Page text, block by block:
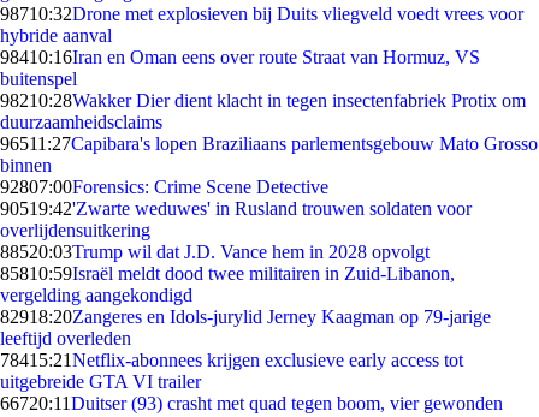
98710:32Drone met explosieven bij Duits vliegveld voedt vrees voor
hybride aanval
98410:16Iran en Oman eens over route Straat van Hormuz, VS
buitenspel
98210:28Wakker Dier dient klacht in tegen insectenfabriek Protix om
duurzaamheidsclaims
96511:27Capibara's lopen Braziliaans parlementsgebouw Mato Grosso
binnen
92807:00Forensics: Crime Scene Detective
90519:42'Zwarte weduwes' in Rusland trouwen soldaten voor
overlijdensuitkering
88520:03Trump wil dat J.D. Vance hem in 2028 opvolgt
85810:59Israël meldt dood twee militairen in Zuid-Libanon,
vergelding aangekondigd
82918:20Zangeres en Idols-jurylid Jerney Kaagman op 79-jarige
leeftijd overleden
78415:21Netflix-abonnees krijgen exclusieve early access tot
uitgebreide GTA VI trailer
66720:11Duitser (93) crasht met quad tegen boom, vier gewonden